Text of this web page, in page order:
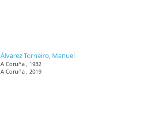
Álvarez Torneiro, Manuel
A Coruña , 1932
A Coruña , 2019